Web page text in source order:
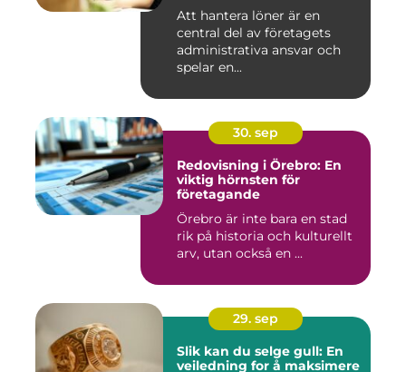
Att hantera löner är en
central del av företagets
administrativa ansvar och
spelar en...
30. sep
Redovisning i Örebro: En
viktig hörnsten för
företagande
Örebro är inte bara en stad
rik på historia och kulturellt
arv, utan också en ...
29. sep
Slik kan du selge gull: En
veiledning for å maksimere